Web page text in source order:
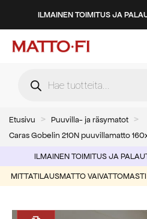
ILMAINEN TOIMITUS JA
search
Etusivu
Puuvilla- ja räsymatot
Caras Gobelin 210N puuvillamatto
ILMAINEN TOIMITUS JA
MITTATILAUSMATTO